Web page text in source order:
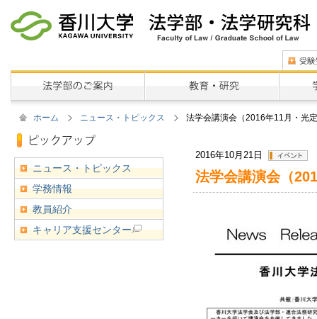
ホーム ニュース・トピックス 法学会講演会（2016年11月・光
2016年10月21日
法学会講演会（
ニュース・トピックス
学務情報
教員紹介
キャリア支援センター